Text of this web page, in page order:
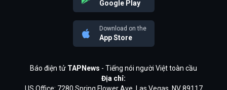
Google Play
Download on the
App Store
Báo điện tử TAPNews - Tiếng nói người Việt toàn cầu
Địa chỉ: